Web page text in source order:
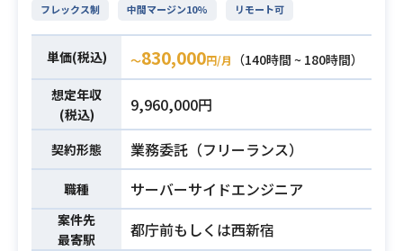
効率化する為に課題を見つけ、クラ
ウド環境におけるインフラや基盤の
整備からオペレーション自動化する
ためのツール開発まで
幅広く行って頂く業務にご協力頂け
る方を募集します。
■要求スキル(必須)
・Java、Ruby などオブジェクト指
向プログラミング言語での開発経
験。もしくはそれに相当する能力
フレックス制 中間マージン10% リモート可
単価(税込) 〜830,000円/月
（140時間 ~ 180時間）
想定年収
(税込)
9,960,000円
契約形態 業務委託（フリーランス）
職種 サーバーサイドエンジニア
案件先
最寄駅
都庁前もしくは西新宿